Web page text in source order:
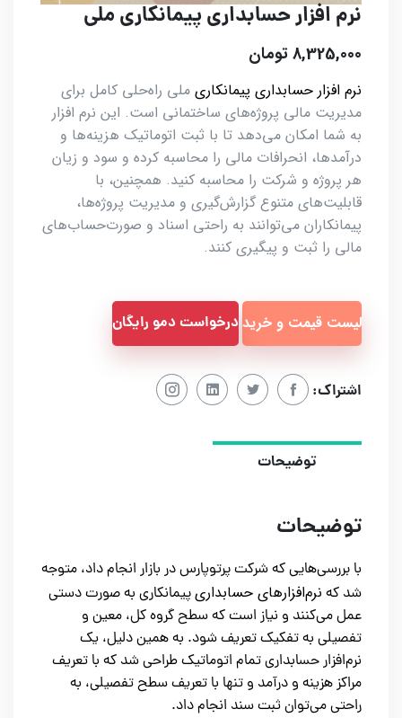
نرم افزار حسابداری پیمانکاری ملی
8,325,000 تومان
نرم افزار حسابداری پیمانکاری ملی راه‌حلی کامل برای
مدیریت مالی پروژه‌های ساختمانی است. این نرم افزار
به شما امکان می‌دهد تا با ثبت اتوماتیک هزینه‌ها و
درآمدها، انحرافات مالی را محاسبه کرده و سود و زیان
هر پروژه و شرکت را محاسبه کنید. همچنین، با
قابلیت‌های متنوع گزارش‌گیری و مدیریت پروژه‌ها،
پیمانکاران می‌توانند به راحتی اسناد و صورت‌حساب‌های
مالی را ثبت و پیگیری کنند.
لیست قیمت و خرید درخواست دمو رایگان
اشتراک:
توضیحات
توضیحات
با بررسی‌هایی که شرکت پرتوپارس در بازار انجام داد، متوجه
شد که نرم‌افزارهای حسابداریپیمانکاری به صورت دستی
عمل می‌کنند و نیاز است که سطح گروه کل، معین و
تفصیلی به تفکیک تعریف شود. به همین دلیل، یک
نرم‌افزار حسابداری تمام اتوماتیک طراحی شد که با تعریف
مراکز هزینه و درآمد و تنها با تعریف سطح تفصیلی، به
راحتی می‌توان ثبت سند انجام داد.